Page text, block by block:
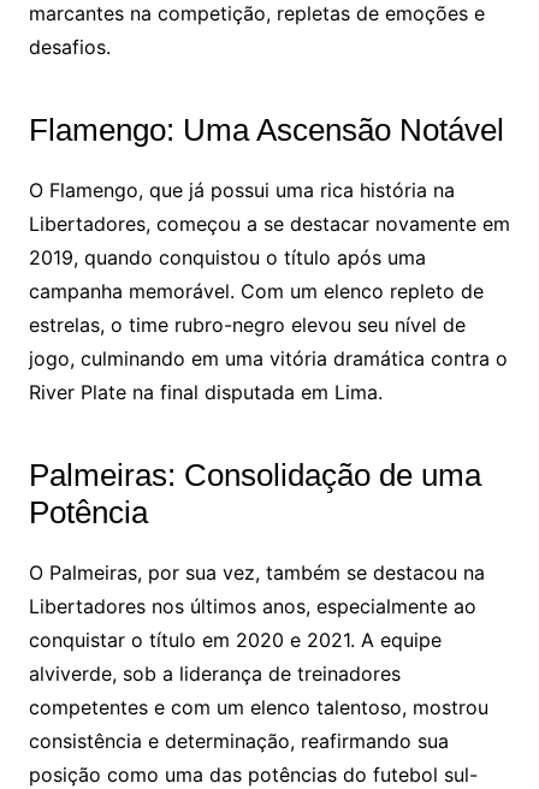
marcantes na competição, repletas de emoções e
desafios.
Flamengo: Uma Ascensão Notável
O Flamengo, que já possui uma rica história na
Libertadores, começou a se destacar novamente em
2019, quando conquistou o título após uma
campanha memorável. Com um elenco repleto de
estrelas, o time rubro-negro elevou seu nível de
jogo, culminando em uma vitória dramática contra o
River Plate na final disputada em Lima.
Palmeiras: Consolidação de uma
Potência
O Palmeiras, por sua vez, também se destacou na
Libertadores nos últimos anos, especialmente ao
conquistar o título em 2020 e 2021. A equipe
alviverde, sob a liderança de treinadores
competentes e com um elenco talentoso, mostrou
consistência e determinação, reafirmando sua
posição como uma das potências do futebol sul-